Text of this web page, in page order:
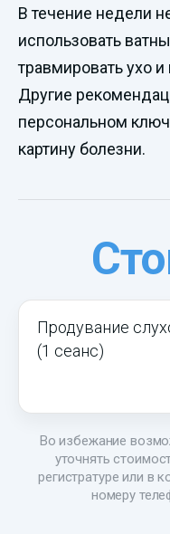
В течение недели
использовать
травмировать ухо
Другие
персональном
картину болезни.
Продувание
(1 сеанс)
Во избежание
уточнять
регистратуре или в
номеру